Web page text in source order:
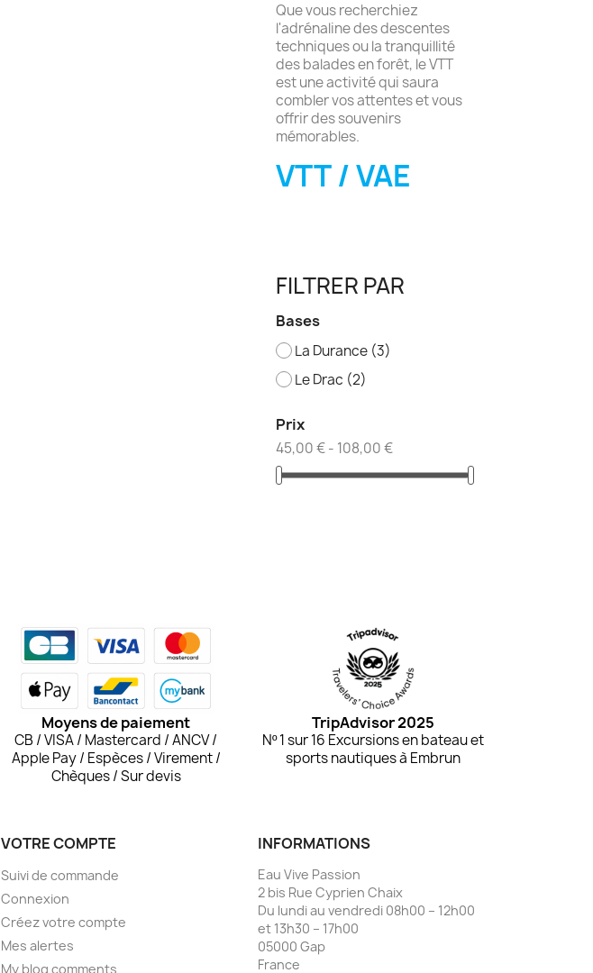
Que vous recherchiez
l'adrénaline des descentes
techniques ou la tranquillité
des balades en forêt, le VTT
est une activité qui saura
combler vos attentes et vous
offrir des souvenirs
mémorables.
VTT / VAE
FILTRER PAR
Bases
La Durance (3)
Le Drac (2)
Prix
45,00 € - 108,00 €
Moyens de paiement
CB / VISA / Mastercard / ANCV /
Apple Pay / Espèces / Virement /
Chèques / Sur devis
TripAdvisor 2025
Nº 1 sur 16 Excursions en bateau et
sports nautiques à Embrun
VOTRE COMPTE
Suivi de commande
Connexion
Créez votre compte
Mes alertes
My blog comments
INFORMATIONS
Eau Vive Passion
2 bis Rue Cyprien Chaix
Du lundi au vendredi 08h00 – 12h00
et 13h30 – 17h00
05000 Gap
France